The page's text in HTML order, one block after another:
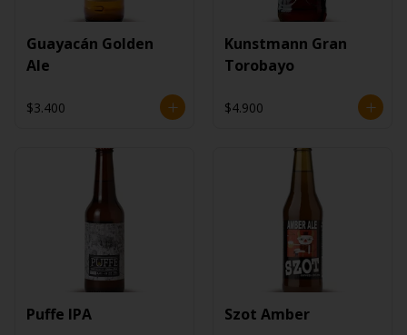
Guayacán Golden
Ale
$3.400
Kunstmann Gran
Torobayo
$4.900
Puffe IPA Szot Amber